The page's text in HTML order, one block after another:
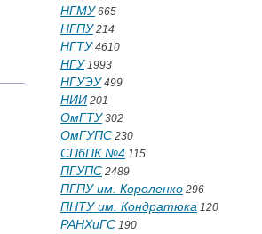
НГМУ665
НГПУ214
НГТУ4610
НГУ1993
НГУЭУ499
НИИ 201
ОмГТУ302
ОмГУПС 230
СПбПК №4 115
ПГУПС 2489
ПГПУ им. Короленко 296
ПНТУ им. Кондратюка 120
РАНХиГС 190